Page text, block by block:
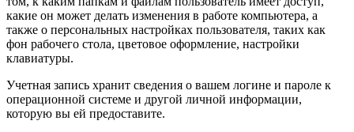
какие он может делать изменения в работе компьютера, а
также о персональных настройках пользователя, таких как
фон рабочего стола, цветовое оформление, настройки
клавиатуры.
Учетная запись хранит сведения о вашем логине и пароле к
операционной системе и другой личной информации,
которую вы ей предоставите.